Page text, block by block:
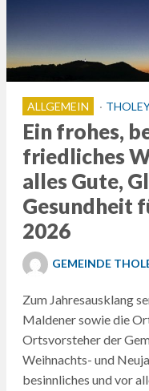
ALLGEMEIN
Ein frohes,
friedliches
alles Gute,
Gesundheit
2026
GEMEINDE
Zum Jahresausklang
Maldener sowie die
Ortsvorsteher der
Weihnachts- und
besinnliches und vor